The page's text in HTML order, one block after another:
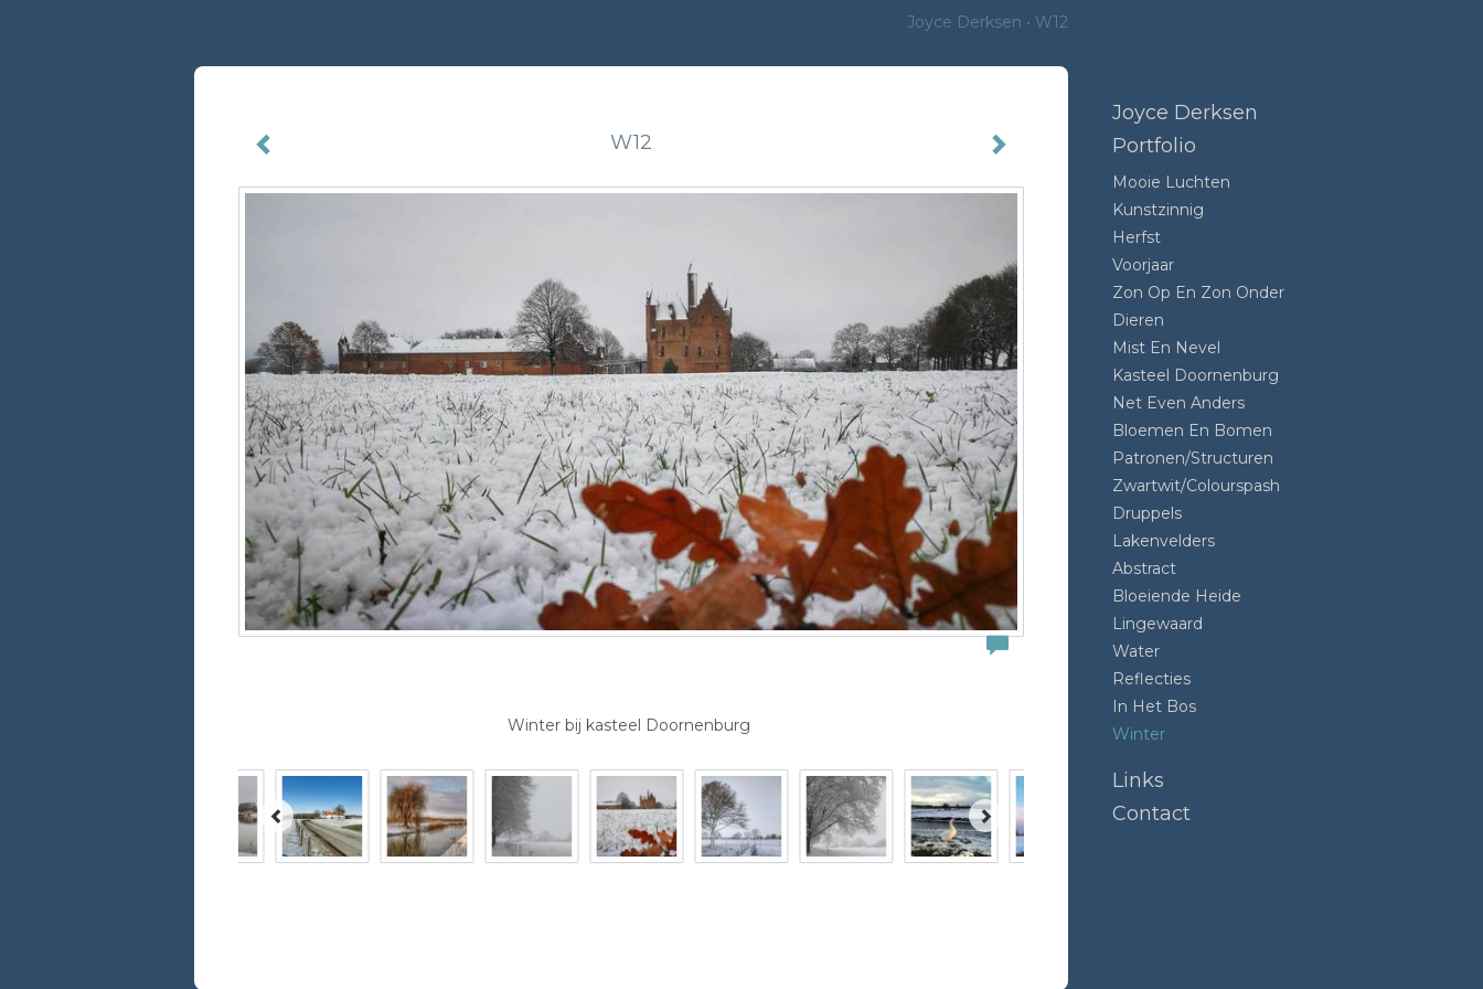
Joyce Derksen W12
W12
Winter bij kasteel Doornenburg
Joyce Derksen
Portfolio
Mooie Luchten
Kunstzinnig
Herfst
Voorjaar
Zon Op En Zon Onder
Dieren
Mist En Nevel
Kasteel Doornenburg
Net Even Anders
Bloemen En Bomen
Patronen/structuren
Zwartwit/colourspash
Druppels
Lakenvelders
Abstract
Bloeiende Heide
Lingewaard
Water
Reflecties
In Het Bos
Winter
Links
Contact